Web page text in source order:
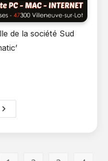
de la société Sud
Création